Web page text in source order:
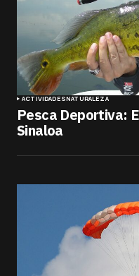
ACTIVIDADESNATURALEZA
Pesca Deportiva:
Sinaloa